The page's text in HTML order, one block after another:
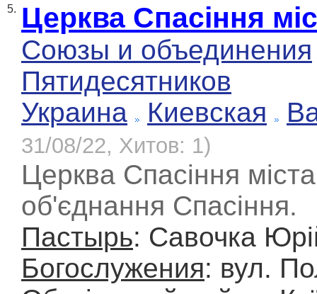
5. Церква Спасіння
Союзы и объединения
Пятидесятников
Украина
Киевская
31/08/22, Хитов: 1)
Церква Спасіння
об'єднання Спасіння.
Пастырь: Савочка
Богослужения: вул.